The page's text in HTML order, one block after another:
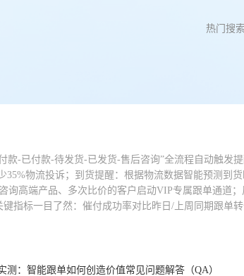
热门搜索
-已付款-待发货-已发货-售后咨询”全流程自动触发
物流投诉；到货提醒：根据物流数据智能预测到
高端产品、多次比价的客户启动VIP专属跟单通道
指标一目了然：催付成功率对比昨日/上周同期跟单
测：智能跟单如何创造价值常见问题解答（QA）